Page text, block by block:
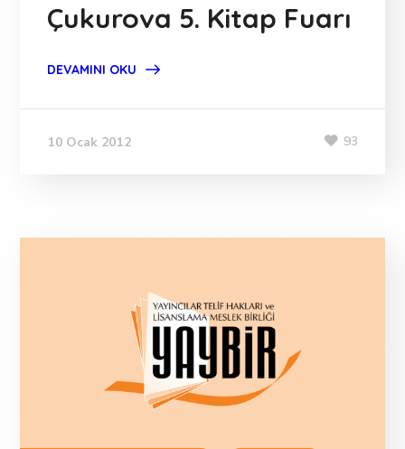
Çukurova 5. Kitap Fuarı
DEVAMINI OKU
10 Ocak 2012 93